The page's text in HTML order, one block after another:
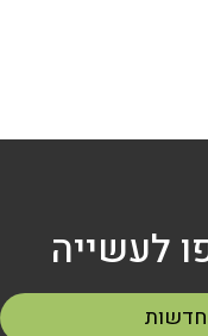
לעשייה
חדשות